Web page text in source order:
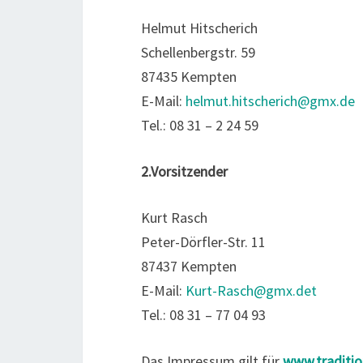
Helmut Hitscherich
Schellenbergstr. 59
87435 Kempten
E-Mail: helmut.hitscherich@gmx.de
Tel.: 08 31 – 2 24 59
2.Vorsitzender
Kurt Rasch
Peter-Dörfler-Str. 11
87437 Kempten
E-Mail: Kurt-Rasch@gmx.det
Tel.: 08 31 – 77 04 93